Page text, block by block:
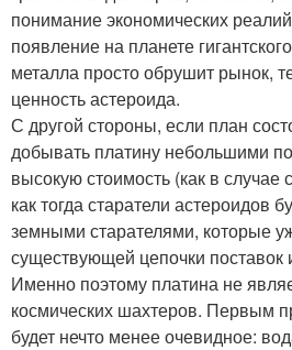
понимание экономических
появление на планете
металла просто обрушит рынок,
ценность астероида.
С другой стороны, если план
добывать платину небольшими
высокую стоимость (как в
как тогда старатели астероидов
земными старателями, которые
существующей цепочки поставок
Именно поэтому платина не
космических шахтеров. Первым
будет нечто менее очевидное: